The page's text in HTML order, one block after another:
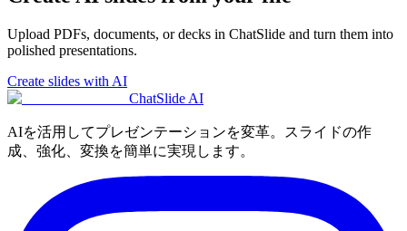
Upload PDFs, documents, or decks in ChatSlide and turn them into
polished presentations.
Create slides with AI
ChatSlide AI
AIを活用してプレゼンテーションを変革。スライドの作
成、強化、変換を簡単に実現します。